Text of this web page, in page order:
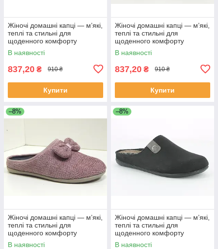
Жіночі домашні капці — м’які,
теплі та стильні для
щоденного комфорту
В наявності
837,20 ₴ 910 ₴
Купити
Жіночі домашні капці — м’які,
теплі та стильні для
щоденного комфорту
В наявності
837,20 ₴ 910 ₴
Купити
–8%
Жіночі домашні капці — м’які,
теплі та стильні для
щоденного комфорту
В наявності
–8%
Жіночі домашні капці — м’які,
теплі та стильні для
щоденного комфорту
В наявності